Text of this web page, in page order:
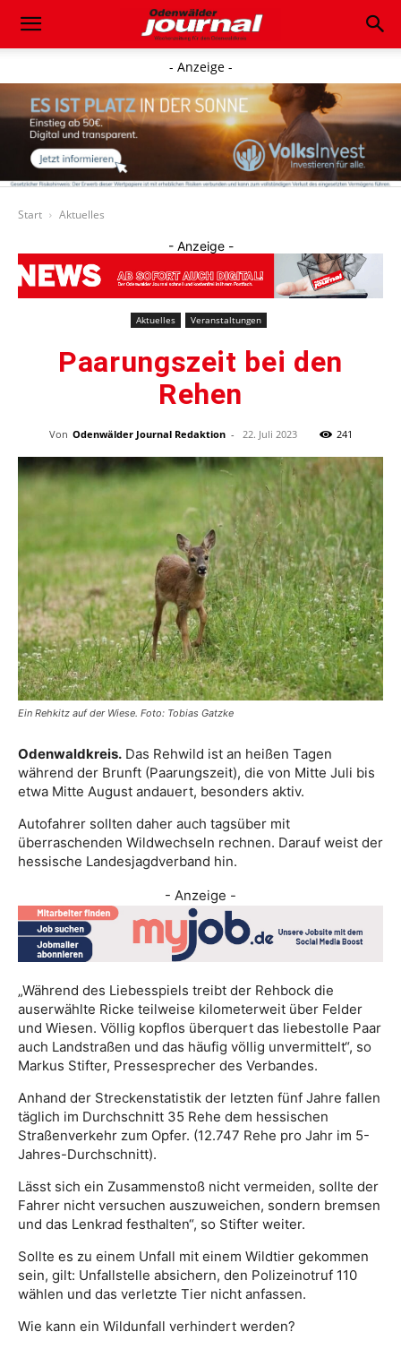
- Anzeige -
Start Aktuelles
- Anzeige -
Aktuelles Veranstaltungen
Paarungszeit bei den
Rehen
Von Odenwälder Journal Redaktion - 22. Juli 2023 241
Ein Rehkitz auf der Wiese. Foto: Tobias Gatzke
Odenwaldkreis. Das Rehwild ist an heißen Tagen
während der Brunft (Paarungszeit), die von Mitte Juli bis
etwa Mitte August andauert, besonders aktiv.
Autofahrer sollten daher auch tagsüber mit
überraschenden Wildwechseln rechnen. Darauf weist der
hessische Landesjagdverband hin.
- Anzeige -
„Während des Liebesspiels treibt der Rehbock die
auserwählte Ricke teilweise kilometerweit über Felder
und Wiesen. Völlig kopflos überquert das liebestolle Paar
auch Landstraßen und das häufig völlig unvermittelt“, so
Markus Stifter, Pressesprecher des Verbandes.
Anhand der Streckenstatistik der letzten fünf Jahre fallen
täglich im Durchschnitt 35 Rehe dem hessischen
Straßenverkehr zum Opfer. (12.747 Rehe pro Jahr im 5-
Jahres-Durchschnitt).
Lässt sich ein Zusammenstoß nicht vermeiden, sollte der
Fahrer nicht versuchen auszuweichen, sondern bremsen
und das Lenkrad festhalten“, so Stifter weiter.
Sollte es zu einem Unfall mit einem Wildtier gekommen
sein, gilt: Unfallstelle absichern, den Polizeinotruf 110
wählen und das verletzte Tier nicht anfassen.
Wie kann ein Wildunfall verhindert werden?